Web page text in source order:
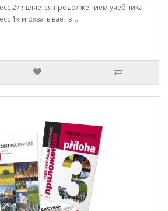
2» является продолжением учебника
1» и охватывает вт..